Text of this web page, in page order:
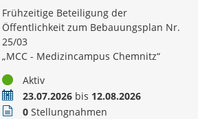
Frühzeitige Beteiligung der
Öffentlichkeit zum Bebauungsplan Nr.
25/03
„MCC - Medizincampus Chemnitz“
StatusAktiv
Zeitraum23.07.2026bis 12.08.2026
Stellungnahmen
0Stellungnahmen